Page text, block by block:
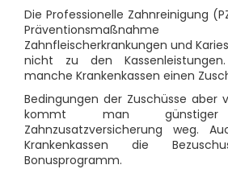
Die Professionelle Zahnreinigung
Zahnfleischerkrankungen und
nicht zu den
manche Krankenkassen einen
Bedingungen der Zuschüsse aber
kommt man
Zahnzusatzversicherung weg.
Krankenkassen die
Bonusprogramm.